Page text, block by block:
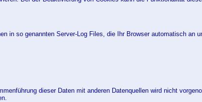
in so genannten Server-Log Files, die Ihr Browser automatisch an
dieser Daten mit anderen Datenquellen wird nicht